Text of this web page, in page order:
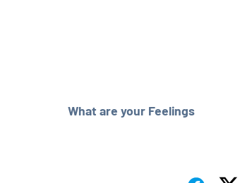
What are your Feelings